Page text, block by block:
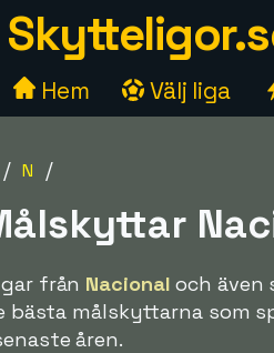
Hem Välj liga
/ N /
från Nacional och även
bästa målskyttarna som
åren.